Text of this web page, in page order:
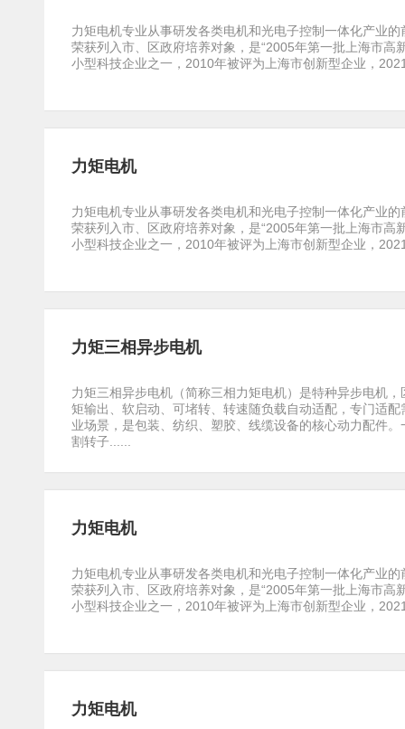
力矩电机专业从事研发各类电机和光电子控制一体化产业
荣获列入市、区政府培养对象，是“2005年第一批上海市
小型科技企业之一，2010年被评为上海市创新型企业，
力矩电机
力矩电机专业从事研发各类电机和光电子控制一体化产业
荣获列入市、区政府培养对象，是“2005年第一批上海市
小型科技企业之一，2010年被评为上海市创新型企业，
力矩三相异步电机
力矩三相异步电机（简称三相力矩电机）是特种异步电机
矩输出、软启动、可堵转、转速随负载自动适配，专门适
业场景，是包装、纺织、塑胶、线缆设备的核心动力配件
割转子......
力矩电机
力矩电机专业从事研发各类电机和光电子控制一体化产业
荣获列入市、区政府培养对象，是“2005年第一批上海市
小型科技企业之一，2010年被评为上海市创新型企业，
力矩电机